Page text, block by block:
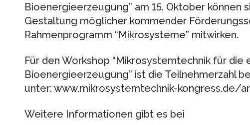
Bioenergieerzeugung” am 15. Oktober können
Gestaltung möglicher kommender
Rahmenprogramm “Mikrosysteme” mitwirken.
Für den Workshop “Mikrosystemtechnik für die
Bioenergieerzeugung” ist die Teilnehmerzahl
unter: www.mikrosystemtechnik-kongress.de/
Weitere Informationen gibt es bei